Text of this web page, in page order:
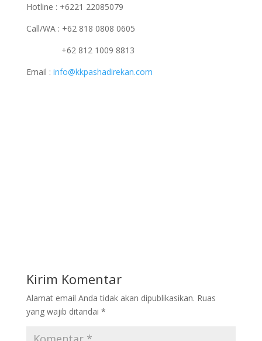
Hotline : +6221 22085079
Call/WA : +62 818 0808 0605
+62 812 1009 8813
Email : info@kkpashadirekan.com
Kirim Komentar
Alamat email Anda tidak akan dipublikasikan. Ruas
yang wajib ditandai *